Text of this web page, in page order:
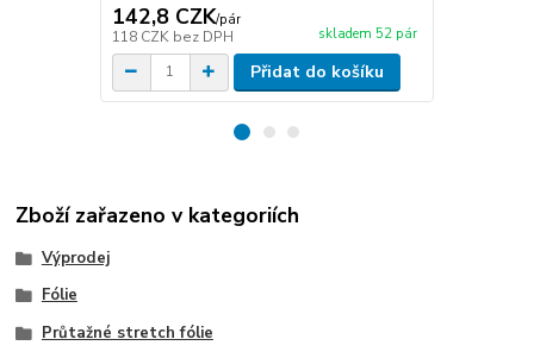
142,8 CZK/pár
118 CZK bez DPH skladem 52 pár
Přidat do košíku
Zboží zařazeno v kategoriích
Výprodej
Fólie
Průtažné stretch fólie